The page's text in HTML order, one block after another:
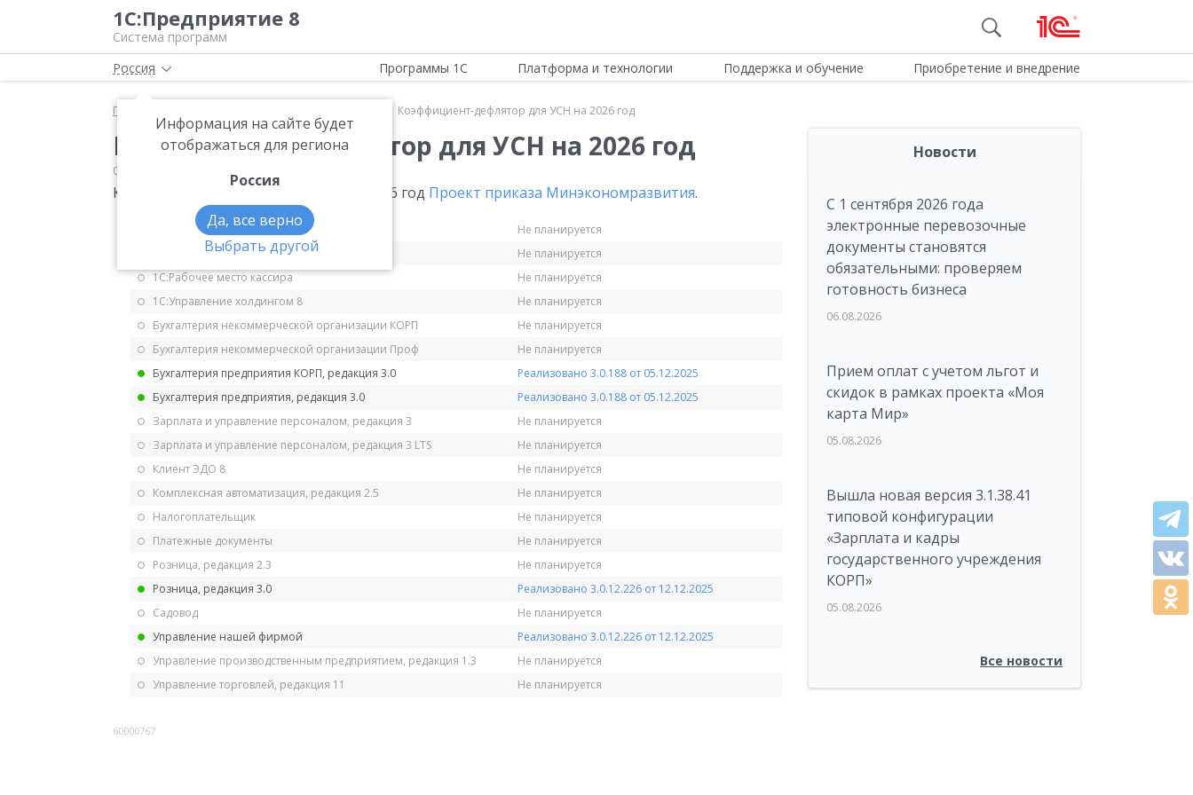
1С:Предприятие 8
Система программ
Россия
Информация на сайте будет
отображаться для региона
Россия
Да, все верно
Выбрать другой
Программы 1С Платформа и технологии Поддержка и обучение Приобретение и внедрение
Главная Коэффициент-дефлятор для УСН на 2026 год
Коэффициент-дефлятор для УСН на 2026 год
06.10.2025
Коэффициент-дефлятор для УСН на 2026 год Проект приказа Минэкономразвития.
1С:ERP Управление предприятием 2.5
Не планируется
1С:ERP. Управление холдингом
Не планируется
1С:Рабочее место кассира
Не планируется
1С:Управление холдингом 8
Не планируется
Бухгалтерия некоммерческой организации КОРП
Не планируется
Бухгалтерия некоммерческой организации Проф
Не планируется
Бухгалтерия предприятия КОРП, редакция 3.0
Реализовано 3.0.188 от 05.12.2025
Бухгалтерия предприятия, редакция 3.0
Реализовано 3.0.188 от 05.12.2025
Зарплата и управление персоналом, редакция 3
Не планируется
Зарплата и управление персоналом, редакция 3 LTS
Не планируется
Клиент ЭДО 8
Не планируется
Комплексная автоматизация, редакция 2.5
Не планируется
Налогоплательщик
Не планируется
Платежные документы
Не планируется
Розница, редакция 2.3
Не планируется
Розница, редакция 3.0
Реализовано 3.0.12.226 от 12.12.2025
Садовод
Не планируется
Управление нашей фирмой
Реализовано 3.0.12.226 от 12.12.2025
Управление производственным предприятием, редакция 1.3
Не планируется
Управление торговлей, редакция 11
Не планируется
60000767
Новости
С 1 сентября 2026 года
электронные перевозочные
документы становятся
обязательными: проверяем
готовность бизнеса
06.08.2026
Прием оплат с учетом льгот и
скидок в рамках проекта «Моя
карта Мир»
05.08.2026
Вышла новая версия 3.1.38.41
типовой конфигурации
«Зарплата и кадры
государственного учреждения
КОРП»
05.08.2026
Все новости